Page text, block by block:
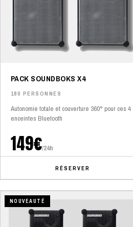
PACK SOUNDBOKS X4
180 PERSONNES
Autonomie totale et couverture 360° pour ces 4
enceintes Bluetooth
149€/24h
RÉSERVER
NOUVEAUTÉ